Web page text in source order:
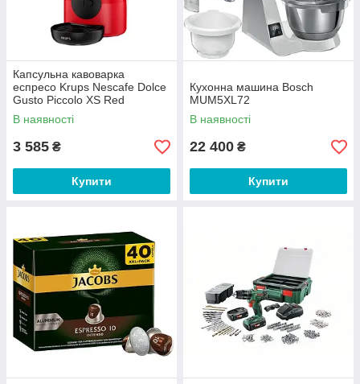
Капсульна кавоварка
еспресо Krups Nescafe Dolce
Gusto Piccolo XS Red
(KP1A0531)
В наявності
3 585 ₴
Купити
Кухонна машина Bosch
MUM5XL72
В наявності
22 400 ₴
Купити